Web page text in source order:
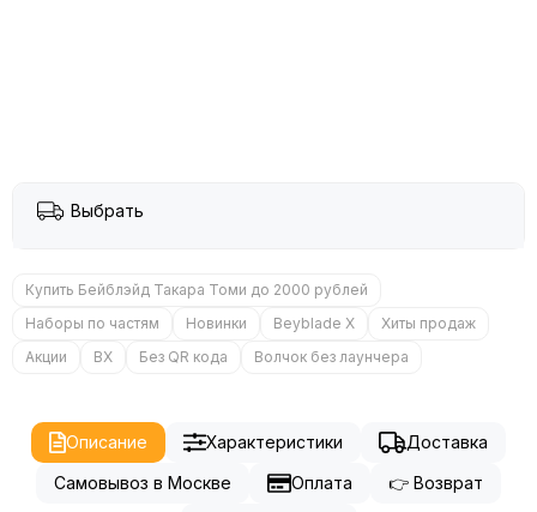
Выбрать
Купить Бейблэйд Такара Томи до 2000 рублей
Наборы по частям
Новинки Beyblade X
Хиты продаж
Акции
BX Без QR кода Волчок без лаунчера
Описание Характеристики
Доставка
Самовывоз в Москве
Оплата
👉 Возврат